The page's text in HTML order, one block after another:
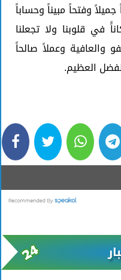
وفتحاََ مبيناََ وحساباََ
في قلوبنا ولا تجعلنا
والعافية وعملاََ صالحاََ
العظيم.